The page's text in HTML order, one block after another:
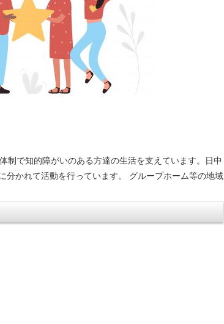
制で知的障がいのある方達の生活を支えています。日中
分かれて活動を行っています。 グループホーム等の地域